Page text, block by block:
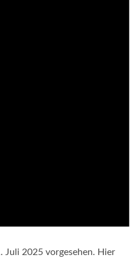
Juli 2025 vorgesehen. Hier